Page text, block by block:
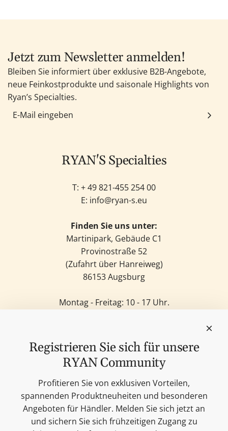
Jetzt zum Newsletter anmelden!
Bleiben Sie informiert über exklusive B2B-Angebote,
neue Feinkostprodukte und saisonale Highlights von
Ryan’s Specialties.
RYAN'S Specialties
T: +49 821-455 254 00
E: info@ryan-s.eu
Finden Sie uns unter:
Martinipark, Gebäude C1
Provinostraße 52
(Zufahrt über Hanreiweg)
86153 Augsburg
Montag - Freitag: 10 - 17 Uhr.
Feinkost
Kerzen
Lifestyle & Deko
Unsere Marken
Merchandise
Blog
Suchen
Registrieren Sie sich für unsere
RYAN Community
Profitieren Sie von exklusiven Vorteilen,
spannenden Produktneuheiten und besonderen
Angeboten für Händler. Melden Sie sich jetzt an
und sichern Sie sich frühzeitigen Zugang zu